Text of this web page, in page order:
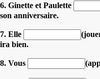
6. Ginette et Paulette
son anniversaire.
7. Elle
ira bien.
8. Vous